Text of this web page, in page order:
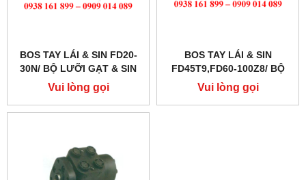
BOS TAY LÁI & SIN FD20-
30N/ BỘ LƯỠI GẠT & SIN
PHỐT LÁI
Vui lòng gọi
BOS TAY LÁI & SIN
FD45T9,FD60-100Z8/ BỘ
LƯỠI GẠT & SIN PHỐT LÁI
Vui lòng gọi